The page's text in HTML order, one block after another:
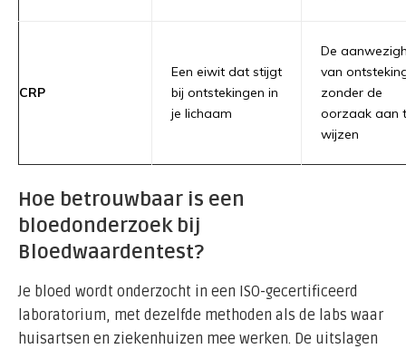
CRP
Een eiwit dat stijgt
bij ontstekingen in
je lichaam
De
van
zonder de
oorzaak aan
wijzen
Hoe betrouwbaar is een
bloedonderzoek bij
Bloedwaardentest?
Je bloed wordt onderzocht in een ISO-gecertificeerd
laboratorium, met dezelfde methoden als de labs waar
huisartsen en ziekenhuizen mee werken. De uitslagen